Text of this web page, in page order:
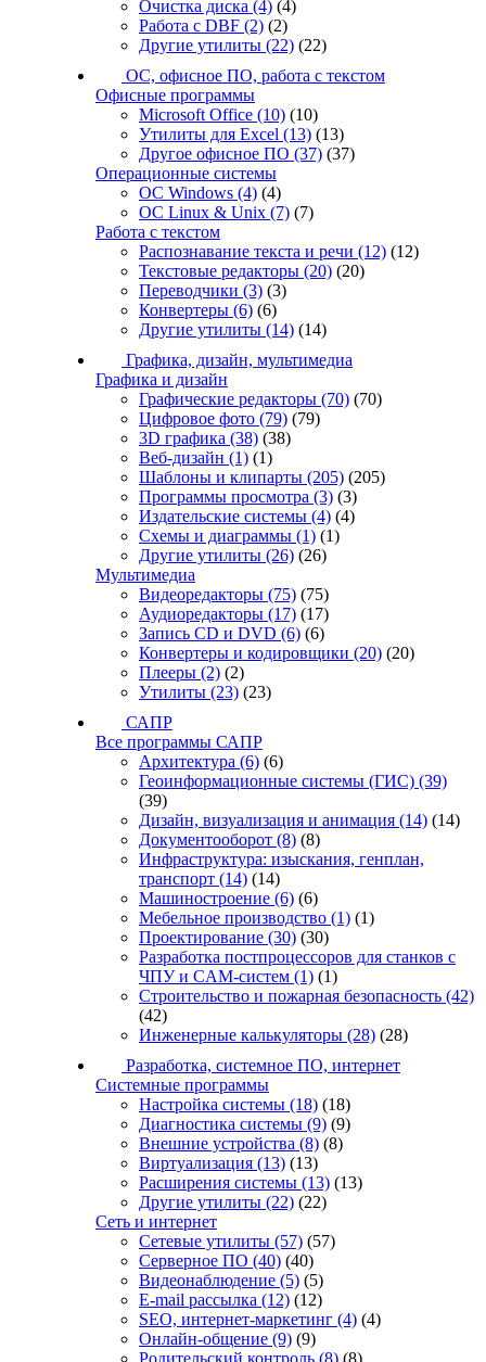
Очистка диска (4) (4)
Работа с DBF (2) (2)
Другие утилиты (22) (22)
ОС, офисное ПО, работа с текстом
Офисные программы
Microsoft Office (10) (10)
Утилиты для Excel (13) (13)
Другое офисное ПО (37) (37)
Операционные системы
ОС Windows (4) (4)
ОС Linux & Unix (7) (7)
Работа с текстом
Распознавание текста и речи (12) (12)
Текстовые редакторы (20) (20)
Переводчики (3) (3)
Конвертеры (6) (6)
Другие утилиты (14) (14)
Графика, дизайн, мультимедиа
Графика и дизайн
Графические редакторы (70) (70)
Цифровое фото (79) (79)
3D графика (38) (38)
Веб-дизайн (1) (1)
Шаблоны и клипарты (205) (205)
Программы просмотра (3) (3)
Издательские системы (4) (4)
Схемы и диаграммы (1) (1)
Другие утилиты (26) (26)
Мультимедиа
Видеоредакторы (75) (75)
Аудиоредакторы (17) (17)
Запись CD и DVD (6) (6)
Конвертеры и кодировщики (20) (20)
Плееры (2) (2)
Утилиты (23) (23)
САПР
Все программы САПР
Архитектура (6) (6)
Геоинформационные системы (ГИС) (39)
(39)
Дизайн, визуализация и анимация (14) (14)
Документооборот (8) (8)
Инфраструктура: изыскания, генплан,
транспорт (14) (14)
Машиностроение (6) (6)
Мебельное производство (1) (1)
Проектирование (30) (30)
Разработка постпроцессоров для станков с
ЧПУ и CAM-систем (1) (1)
Строительство и пожарная безопасность (42)
(42)
Инженерные калькуляторы (28) (28)
Разработка, системное ПО, интернет
Системные программы
Настройка системы (18) (18)
Диагностика системы (9) (9)
Внешние устройства (8) (8)
Виртуализация (13) (13)
Расширения системы (13) (13)
Другие утилиты (22) (22)
Сеть и интернет
Сетевые утилиты (57) (57)
Серверное ПО (40) (40)
Видеонаблюдение (5) (5)
E-mail рассылка (12) (12)
SEO, интернет-маркетинг (4) (4)
Онлайн-общение (9) (9)